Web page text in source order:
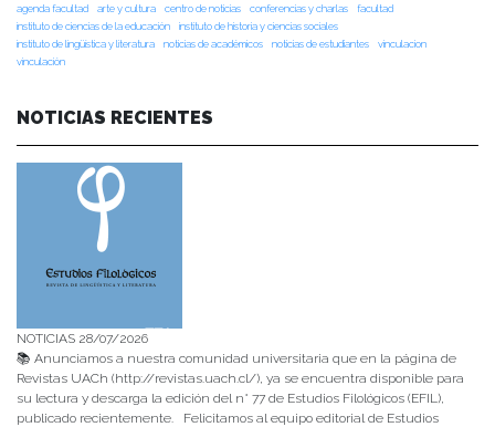
agenda facultad arte y cultura centro de noticias conferencias y charlas
facultad
instituto de ciencias de la educación
instituto de historia y ciencias sociales
instituto de lingüística y literatura
noticias de académicos noticias de estudiantes
vinculacion
vinculación
NOTICIAS RECIENTES
NOTICIAS 28/07/2026
📚 Anunciamos a nuestra comunidad universitaria que en la página de
Revistas UACh (http://revistas.uach.cl/), ya se encuentra disponible para
su lectura y descarga la edición del n° 77 de Estudios Filológicos (EFIL),
publicado recientemente. Felicitamos al equipo editorial de Estudios